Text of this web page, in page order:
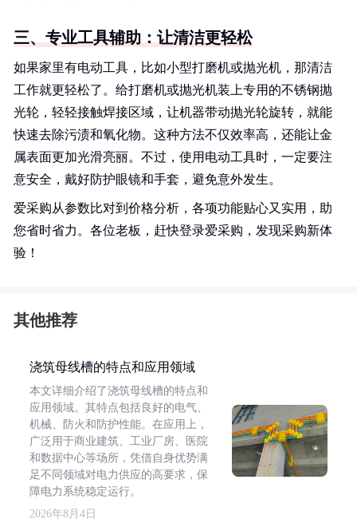
三、专业工具辅助：让清洁更轻松
如果家里有电动工具，比如小型打磨机或抛光机，那清洁
工作就更轻松了。给打磨机或抛光机装上专用的不锈钢抛
光轮，轻轻接触焊接区域，让机器带动抛光轮旋转，就能
快速去除污渍和氧化物。这种方法不仅效率高，还能让金
属表面更加光滑亮丽。不过，使用电动工具时，一定要注
意安全，戴好防护眼镜和手套，避免意外发生。
爱采购从参数比对到价格分析，各项功能贴心又实用，助
您省时省力。各位老板，赶快登录爱采购，发现采购新体
验！
其他推荐
浇筑母线槽的特点和应用领域
本文详细介绍了浇筑母线槽的特点和
应用领域。其特点包括良好的电气、
机械、防火和防护性能。在应用上，
广泛用于商业建筑、工业厂房、医院
和数据中心等场所，凭借自身优势满
足不同领域对电力供应的高要求，保
障电力系统稳定运行。
2026年8月4日